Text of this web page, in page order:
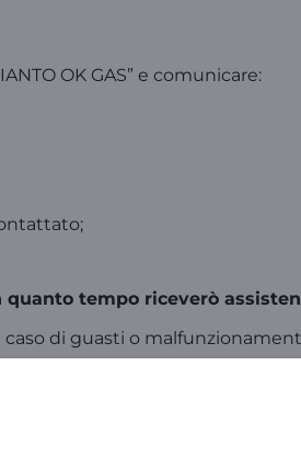
OK GAS” e comunicare:
tempo riceverò
caso di guasti o
per l’intervento del tecnico?
del tecnico